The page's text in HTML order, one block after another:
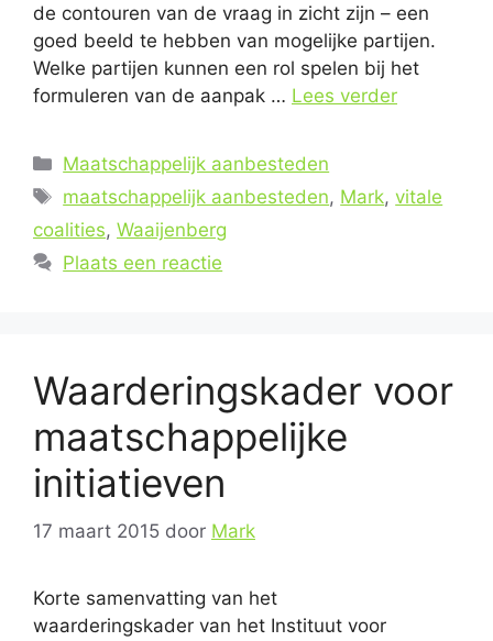
de contouren van de vraag in zicht zijn – een
goed beeld te hebben van mogelijke partijen.
Welke partijen kunnen een rol spelen bij het
formuleren van de aanpak … Lees verder
Categorieën
Maatschappelijk aanbesteden
Tags
maatschappelijk aanbesteden, Mark,vitale
coalities, Waaijenberg
Plaats een reactie
Waarderingskader voor
maatschappelijke
initiatieven
17 maart 2015 door Mark
Korte samenvatting van het
waarderingskader van het Instituut voor